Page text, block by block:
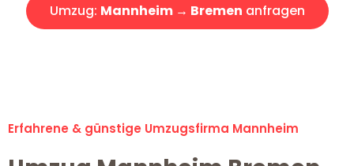
Umzug: Mannheim → Bremen anfragen
Erfahrene & günstige Umzugsfirma Mannheim